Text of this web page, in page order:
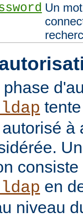
Un
à
consiste
en
niveau